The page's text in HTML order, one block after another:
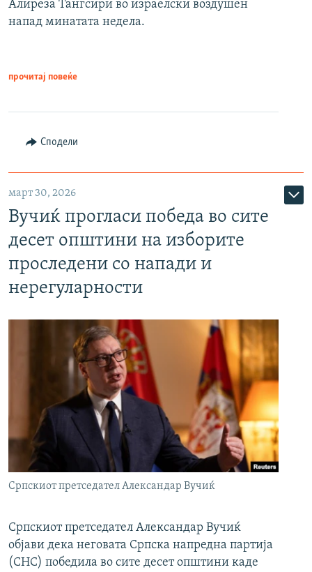
Алиреза Тангсири во израелски воздушен
напад минатата недела.
прочитај повеќе
Сподели
март 30, 2026
Вучиќ прогласи победа во сите
десет општини на изборите
проследени со напади и
нерегуларности
Српскиот претседател Александар Вучиќ
Српскиот претседател Александар Вучиќ
објави дека неговата Српска напредна партија
(СНС) победила во сите десет општини каде